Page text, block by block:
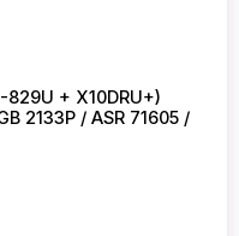
+ X10DRU+)
2133P / ASR 71605 /